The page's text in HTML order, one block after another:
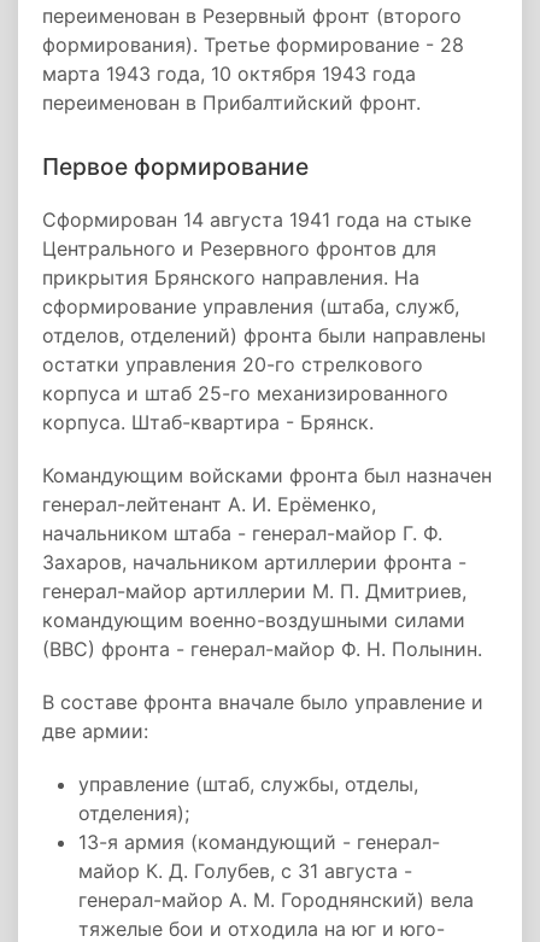
переименован в Резервный фронт (второго
формирования). Третье формирование - 28
марта 1943 года, 10 октября 1943 года
переименован в Прибалтийский фронт.
Первое формирование
Сформирован 14 августа 1941 года на стыке
Центрального и Резервного фронтов для
прикрытия Брянского направления. На
сформирование управления (штаба, служб,
отделов, отделений) фронта были направлены
остатки управления 20-го стрелкового
корпуса и штаб 25-го механизированного
корпуса. Штаб-квартира - Брянск.
Командующим войсками фронта был назначен
генерал-лейтенант А. И. Ерёменко,
начальником штаба - генерал-майор Г. Ф.
Захаров, начальником артиллерии фронта -
генерал-майор артиллерии М. П. Дмитриев,
командующим военно-воздушными силами
(ВВС) фронта - генерал-майор Ф. Н. Полынин.
В составе фронта вначале было управление и
две армии:
управление (штаб, службы, отделы,
отделения);
13-я армия (командующий - генерал-
майор К. Д. Голубев, с 31 августа -
генерал-майор А. М. Городнянский) вела
тяжелые бои и отходила на юг и юго-